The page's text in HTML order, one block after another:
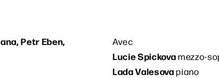
Petr Eben,
Avec
Lucie Spickovamezzo-
Lada Valesovapiano